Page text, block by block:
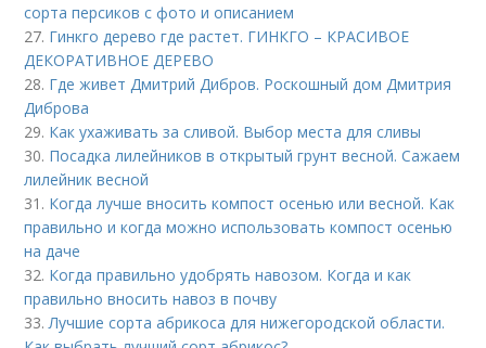
сорта персиков с фото и описанием
27. Гинкго дерево где растет. ГИНКГО – КРАСИВОЕ
ДЕКОРАТИВНОЕ ДЕРЕВО
28. Где живет Дмитрий Дибров. Роскошный дом Дмитрия
Диброва
29. Как ухаживать за сливой. Выбор места для сливы
30. Посадка лилейников в открытый грунт весной. Сажаем
лилейник весной
31. Когда лучше вносить компост осенью или весной. Как
правильно и когда можно использовать компост осенью
на даче
32. Когда правильно удобрять навозом. Когда и как
правильно вносить навоз в почву
33. Лучшие сорта абрикоса для нижегородской области.